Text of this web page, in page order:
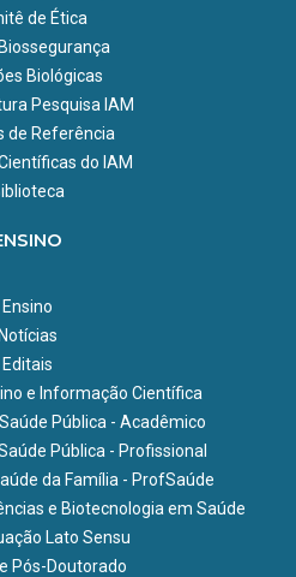
de Ética
Biológicas
Pesquisa IAM
de Referência
do IAM
Ensino
Notícias
Editais
e Informação Científica
Pública - Acadêmico
Pública - Profissional
da Família - ProfSaúde
e Biotecnologia em Saúde
Lato Sensu
Pós-Doutorado